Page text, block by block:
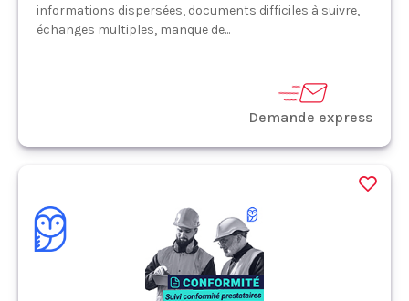
informations dispersées, documents difficiles à suivre,
échanges multiples, manque de...
Demande express